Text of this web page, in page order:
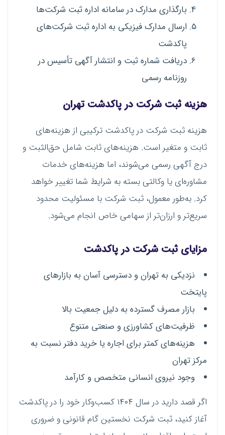
بارگذاری مدارک در سامانه اداره ثبت شرکت‌ها
ارسال مدارک فیزیکی به اداره ثبت شرکت‌های
پاکدشت
دریافت شماره ثبت و انتشار آگهی تأسیس در
روزنامه رسمی
هزینه ثبت شرکت در پاکدشت تهران
هزینه ثبت شرکت در پاکدشت ترکیبی از هزینه‌های
ثابت و متغیر است. هزینه‌های ثابت شامل حق‌الثبت و
درج آگهی رسمی می‌شوند، اما هزینه‌های خدمات
مشاوره‌ای یا وکالتی بسته به شرایط شما تغییر خواهد
کرد. به‌طور معمول، ثبت شرکت با مسئولیت محدود
سریع‌تر و ارزان‌تر از سهامی خاص انجام می‌شود.
مزایای ثبت شرکت در پاکدشت
نزدیکی به تهران و دسترسی آسان به بازارهای
پایتخت
بازار مصرف گسترده به دلیل جمعیت بالا
ظرفیت‌های کشاورزی و صنعتی متنوع
هزینه‌های کمتر برای اجاره یا خرید دفتر نسبت به
مرکز تهران
وجود نیروی انسانی متخصص و کارآمد
اگر قصد دارید در سال ۱۴۰۴ کسب‌وکار خود را در پاکدشت
آغاز کنید، ثبت شرکت نخستین گام قانونی و ضروری